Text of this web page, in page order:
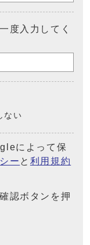
度入力してく
ない
によって保
ー と 利用規約
認ボタンを押